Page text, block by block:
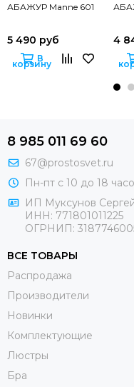
АБАЖУР Manne 601
5 490 руб
В
корзину
4
8 985 011 69 60
67@prostosvet.ru
Пн-пт с 10 до 18
ИП Муксунов
ИНН: 771801011225
ОГРНИП:
ВСЕ ТОВАРЫ
Распродажа
Производители
Новинки
Комплектующие
Люстры
Бра